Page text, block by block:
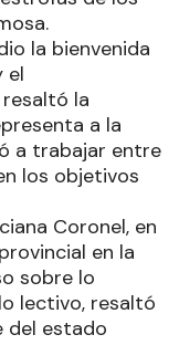
la bienvenida
el
la
a la
a trabajar entre
los objetivos
Coronel, en
en la
sobre lo
lectivo, resaltó
del estado